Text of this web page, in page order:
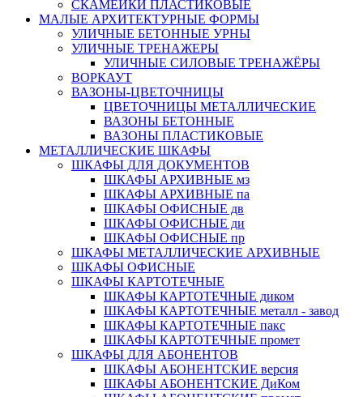
СКАМЕЙКИ ПЛАСТИКОВЫЕ
МАЛЫЕ АРХИТЕКТУРНЫЕ ФОРМЫ
УЛИЧНЫЕ БЕТОННЫЕ УРНЫ
УЛИЧНЫЕ ТРЕНАЖЕРЫ
УЛИЧНЫЕ СИЛОВЫЕ ТРЕНАЖЁРЫ
ВОРКАУТ
ВАЗОНЫ-ЦВЕТОЧНИЦЫ
ЦВЕТОЧНИЦЫ МЕТАЛЛИЧЕСКИЕ
ВАЗОНЫ БЕТОННЫЕ
ВАЗОНЫ ПЛАСТИКОВЫЕ
МЕТАЛЛИЧЕСКИЕ ШКАФЫ
ШКАФЫ ДЛЯ ДОКУМЕНТОВ
ШКАФЫ АРХИВНЫЕ мз
ШКАФЫ АРХИВНЫЕ па
ШКАФЫ ОФИСНЫЕ дв
ШКАФЫ ОФИСНЫЕ ди
ШКАФЫ ОФИСНЫЕ пр
ШКАФЫ МЕТАЛЛИЧЕСКИЕ АРХИВНЫЕ
ШКАФЫ ОФИСНЫЕ
ШКАФЫ КАРТОТЕЧНЫЕ
ШКАФЫ КАРТОТЕЧНЫЕ диком
ШКАФЫ КАРТОТЕЧНЫЕ металл - завод
ШКАФЫ КАРТОТЕЧНЫЕ пакс
ШКАФЫ КАРТОТЕЧНЫЕ промет
ШКАФЫ ДЛЯ АБОНЕНТОВ
ШКАФЫ АБОНЕНТСКИЕ версия
ШКАФЫ АБОНЕНТСКИЕ ДиКом